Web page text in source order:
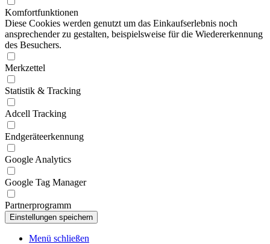
Komfortfunktionen
Diese Cookies werden genutzt um das Einkaufserlebnis noch
ansprechender zu gestalten, beispielsweise für die Wiedererkennung
des Besuchers.
Merkzettel
Statistik & Tracking
Adcell Tracking
Endgeräteerkennung
Google Analytics
Google Tag Manager
Partnerprogramm
Menü schließen